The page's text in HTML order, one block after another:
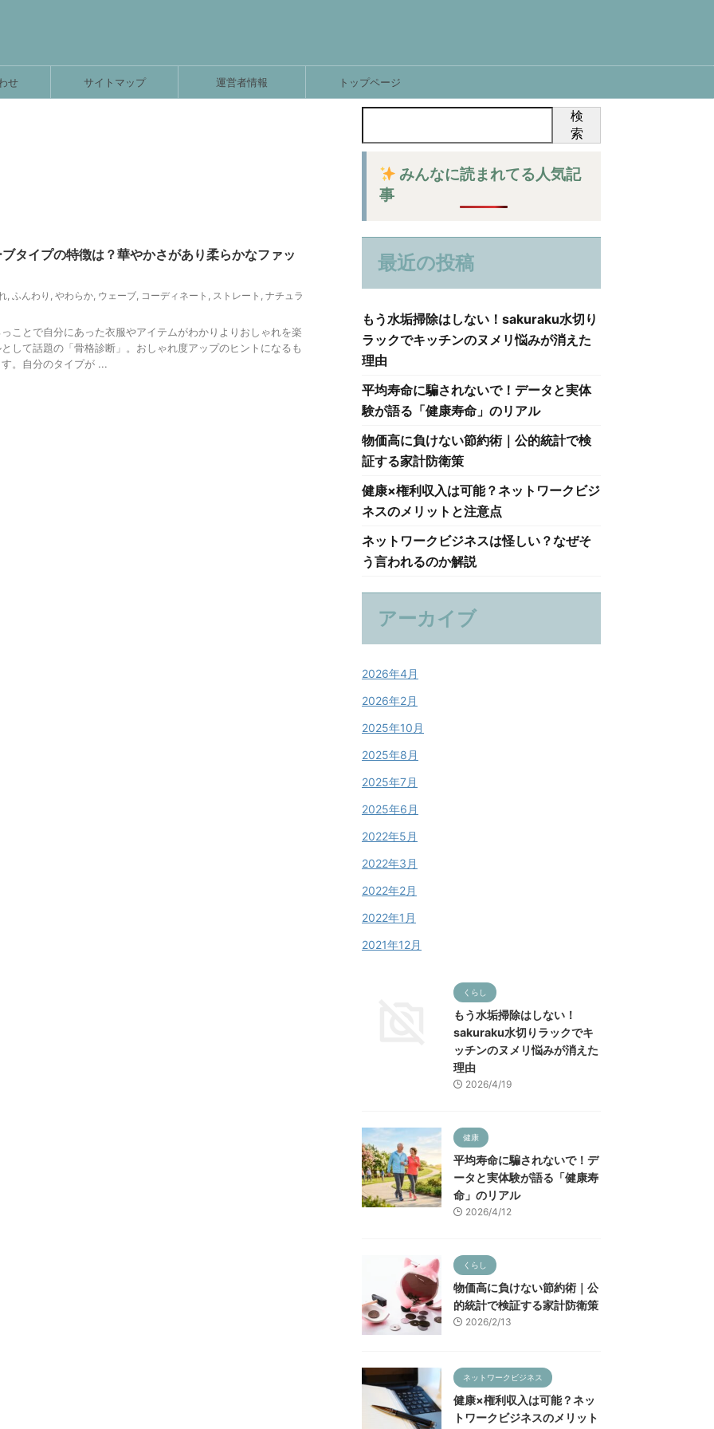
せ サイトマップ 運営者情報 トップページ
ブタイプの特徴は？華やかさがあり柔らかなファッ
, ふんわり , やわらか, ウェーブ, コーディネート , ストレート , ナチュラ
ことで自分にあった衣服やアイテムがわかりよりおしゃれを楽
して話題の「骨格診断」。おしゃれ度アップのヒントになるも
。自分のタイプが ...
検
索
みんなに読まれてる人気記
事
最近の投稿
もう水垢掃除はしない！sakuraku水切り
ラックでキッチンのヌメリ悩みが消えた
理由
平均寿命に騙されないで！データと実体
験が語る「健康寿命」のリアル
物価高に負けない節約術｜公的統計で検
証する家計防衛策
健康×権利収入は可能？ネットワークビジ
ネスのメリットと注意点
ネットワークビジネスは怪しい？なぜそ
う言われるのか解説
アーカイブ
2026年4月
2026年2月
2025年10月
2025年8月
2025年7月
2025年6月
2022年5月
2022年3月
2022年2月
2022年1月
2021年12月
くらし
もう水垢掃除はしない！
sakuraku水切りラックでキ
ッチンのヌメリ悩みが消えた
理由
2026/4/19
健康
平均寿命に騙されないで！デ
ータと実体験が語る「健康寿
命」のリアル
2026/4/12
くらし
物価高に負けない節約術｜公
的統計で検証する家計防衛策
2026/2/13
ネットワークビジネス
健康×権利収入は可能？ネッ
トワークビジネスのメリット